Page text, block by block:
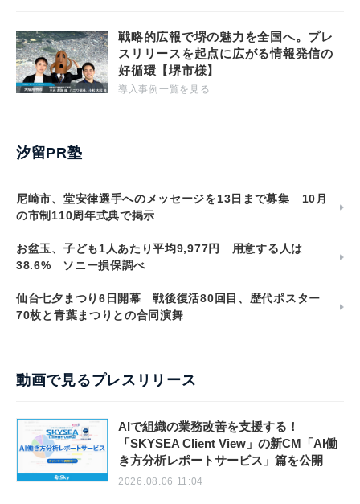
戦略的広報で堺の魅力を全国へ。プレ
スリリースを起点に広がる情報発信の
好循環【堺市様】
導入事例一覧を見る
汐留PR塾
尼崎市、堂安律選手へのメッセージを13日まで募集 10月
の市制110周年式典で掲示
お盆玉、子ども1人あたり平均9,977円 用意する人は
38.6% ソニー損保調べ
仙台七夕まつり6日開幕 戦後復活80回目、歴代ポスター
70枚と青葉まつりとの合同演舞
動画で見るプレスリリース
AIで組織の業務改善を支援する！
「SKYSEA Client View」の新CM「AI働
き方分析レポートサービス」篇を公開
2026.08.06 11:04